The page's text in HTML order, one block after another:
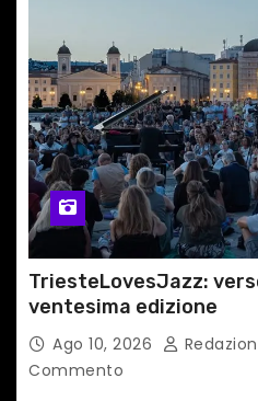
TriesteLovesJazz:
ventesima edizione
Ago 10, 2026
Commento